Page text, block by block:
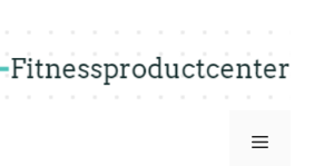
Menu